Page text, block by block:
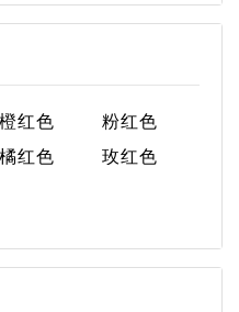
橙红色
粉红色
橘红色
玫红色